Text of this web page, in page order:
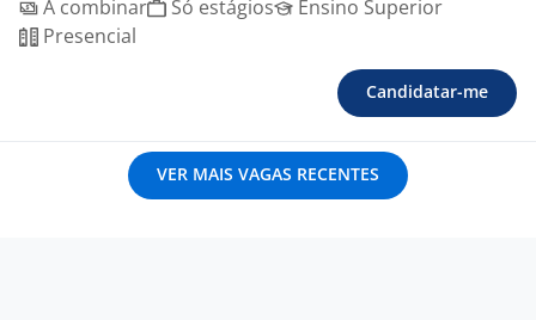
A combinar
Só estágios
Ensino Superior
Presencial
Candidatar-me
VER MAIS VAGAS RECENTES